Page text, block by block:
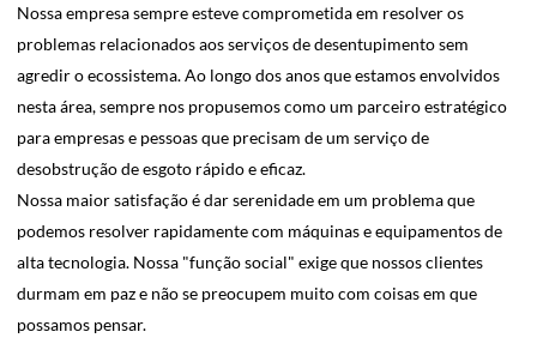
Nossa empresa sempre esteve comprometida em resolver os
problemas relacionados aos serviços de desentupimento sem
agredir o ecossistema. Ao longo dos anos que estamos envolvidos
nesta área, sempre nos propusemos como um parceiro estratégico
para empresas e pessoas que precisam de um serviço de
desobstrução de esgoto rápido e eficaz.
Nossa maior satisfação é dar serenidade em um problema que
podemos resolver rapidamente com máquinas e equipamentos de
alta tecnologia. Nossa "função social" exige que nossos clientes
durmam em paz e não se preocupem muito com coisas em que
possamos pensar.